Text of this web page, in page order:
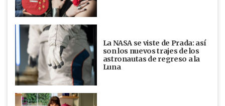
La NASA se viste de Prada: así
son los nuevos trajes de los
astronautas de regreso a la
Luna